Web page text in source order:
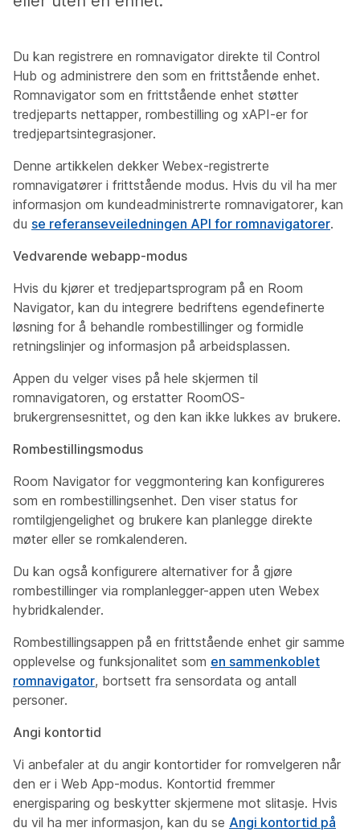
Du kan registrere en romnavigator direkte til Control
Hub og administrere den som en frittstående enhet.
Romnavigator som en frittstående enhet støtter
tredjeparts nettapper, rombestilling og xAPI-er for
tredjepartsintegrasjoner.
Denne artikkelen dekker Webex-registrerte
romnavigatører i frittstående modus. Hvis du vil ha mer
informasjon om kundeadministrerte romnavigatorer, kan
du se referanseveiledningen API for romnavigatorer.
Vedvarende webapp-modus
Hvis du kjører et tredjepartsprogram på en Room
Navigator, kan du integrere bedriftens egendefinerte
løsning for å behandle rombestillinger og formidle
retningslinjer og informasjon på arbeidsplassen.
Appen du velger vises på hele skjermen til
romnavigatoren, og erstatter RoomOS-
brukergrensesnittet, og den kan ikke lukkes av brukere.
Rombestillingsmodus
Room Navigator for veggmontering kan konfigureres
som en rombestillingsenhet. Den viser status for
romtilgjengelighet og brukere kan planlegge direkte
møter eller se romkalenderen.
Du kan også konfigurere alternativer for å gjøre
rombestillinger via romplanlegger-appen uten Webex
hybridkalender.
Rombestillingsappen på en frittstående enhet gir samme
opplevelse og funksjonalitet som en sammenkoblet
romnavigator, bortsett fra sensordata og antall
personer.
Angi kontortid
Vi anbefaler at du angir kontortider for romvelgeren når
den er i Web App-modus. Kontortid fremmer
energisparing og beskytter skjermene mot slitasje. Hvis
du vil ha mer informasjon, kan du se Angi kontortid på